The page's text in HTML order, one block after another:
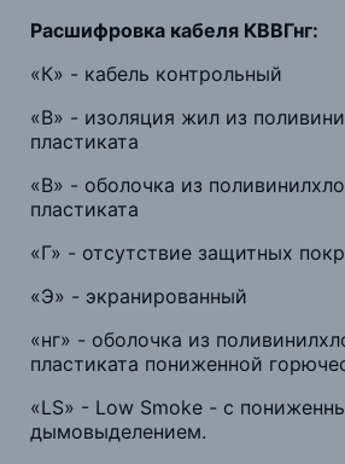
Расшифровка кабеля КВВГнг:
«К» - кабель контрольный
«В» - изоляция жил из
пластиката
«В» - оболочка из
пластиката
«Г» - отсутствие защитных
«Э» - экранированный
«нг» - оболочка из
пластиката пониженной
«LS» - Low Smoke - с
дымовыделением.